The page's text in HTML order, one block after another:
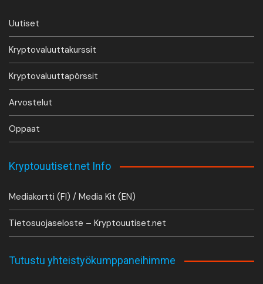
Uutiset
Kryptovaluuttakurssit
Kryptovaluuttapörssit
Arvostelut
Oppaat
Kryptouutiset.net Info
Mediakortti (FI) / Media Kit (EN)
Tietosuojaseloste – Kryptouutiset.net
Tutustu yhteistyökumppaneihimme